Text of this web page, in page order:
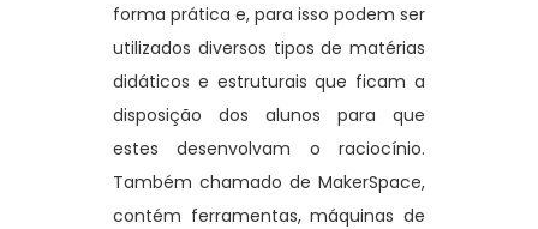
forma prática e, para isso podem ser
utilizados diversos tipos de matérias
didáticos e estruturais que ficam a
disposição dos alunos para que
estes desenvolvam o raciocínio.
Também chamado de MakerSpace,
contém ferramentas, máquinas de